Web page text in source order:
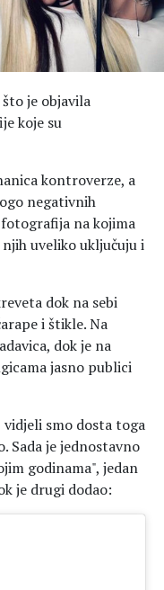
je objavila
koje su
kontroverze, a
negativnih
na kojima
uveliko uključuju i
dok na sebi
i štikle. Na
dok je na
jasno publici
smo dosta toga
Sada je jednostavno
godinama", jedan
je drugi dodao: